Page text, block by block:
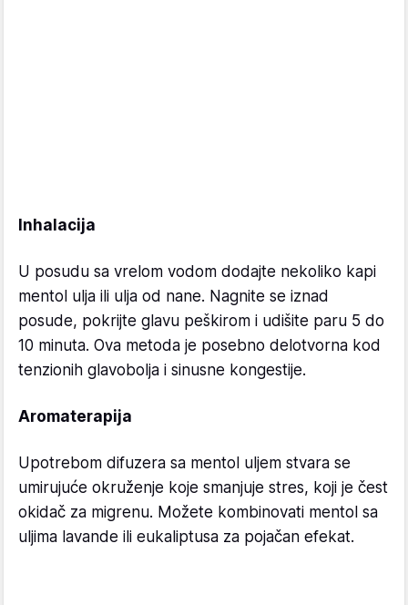
Inhalacija
U posudu sa vrelom vodom dodajte nekoliko kapi
mentol ulja ili ulja od nane. Nagnite se iznad
posude, pokrijte glavu peškirom i udišite paru 5 do
10 minuta. Ova metoda je posebno delotvorna kod
tenzionih glavobolja i sinusne kongestije.
Aromaterapija
Upotrebom difuzera sa mentol uljem stvara se
umirujuće okruženje koje smanjuje stres, koji je čest
okidač za migrenu. Možete kombinovati mentol sa
uljima lavande ili eukaliptusa za pojačan efekat.